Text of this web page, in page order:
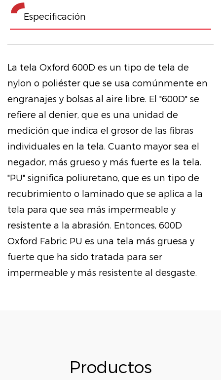
Especificación
La tela Oxford 600D es un tipo de tela de
nylon o poliéster que se usa comúnmente en
engranajes y bolsas al aire libre. El "600D" se
refiere al denier, que es una unidad de
medición que indica el grosor de las fibras
individuales en la tela. Cuanto mayor sea el
negador, más grueso y más fuerte es la tela.
"PU" significa poliuretano, que es un tipo de
recubrimiento o laminado que se aplica a la
tela para que sea más impermeable y
resistente a la abrasión. Entonces, 600D
Oxford Fabric PU es una tela más gruesa y
fuerte que ha sido tratada para ser
impermeable y más resistente al desgaste.
Productos